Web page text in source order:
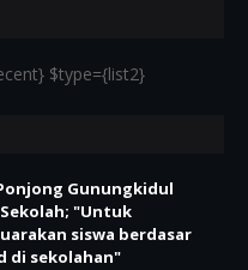
$type={list2}
Gunungkidul
"Untuk
siswa berdasar
di sekolahan"